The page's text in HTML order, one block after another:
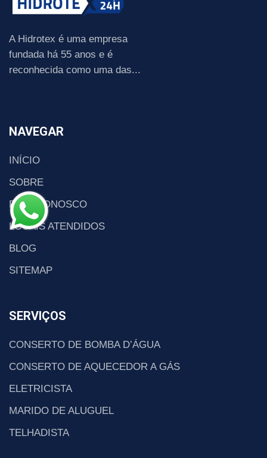
A Hidrotex é uma empresa
fundada há 55 anos e é
reconhecida como uma das...
NAVEGAR
INÍCIO
SOBRE
FALE CONOSCO
LOCAIS ATENDIDOS
BLOG
SITEMAP
SERVIÇOS
CONSERTO DE BOMBA D’ÁGUA
CONSERTO DE AQUECEDOR A GÁS
ELETRICISTA
MARIDO DE ALUGUEL
TELHADISTA